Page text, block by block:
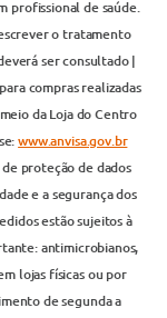
profissional de saúde.
o tratamento
ser consultado |
compras realizadas
da Loja do Centro
www.anvisa.gov.br
proteção de dados
e a segurança dos
estão sujeitos à
antimicrobianos,
lojas físicas ou por
de segunda a